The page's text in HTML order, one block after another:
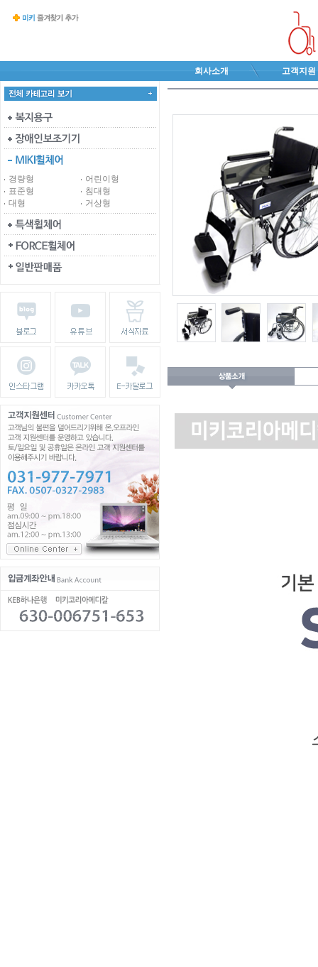
회사소개 고객지원
경량형
어린이형
표준형
침대형
대형
거상형